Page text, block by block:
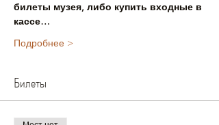
билеты музея, либо купить входные в
кассе…
Подробнее >
Билеты